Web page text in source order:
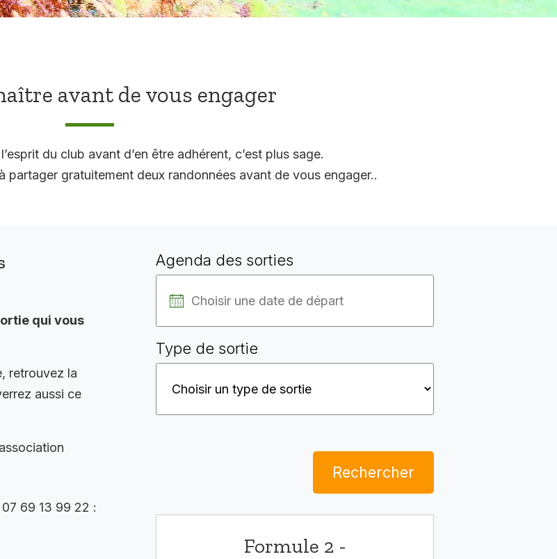
avant de vous engager
du club avant d’en être adhérent, c’est plus sage.
partager gratuitement deux randonnées avant de vous engager..
qui vous
retrouvez la
aussi ce
69 13 99 22 :
Agenda des sorties
Type de sortie
Rechercher
Formule 2 -